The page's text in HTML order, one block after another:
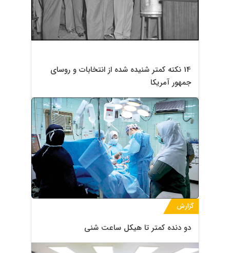
14 نکته کمتر شنیده شده از انتخابات و روسای
جمهور آمریکا
گزارش
دو دنده کمتر تا هیکل ساعت شنی